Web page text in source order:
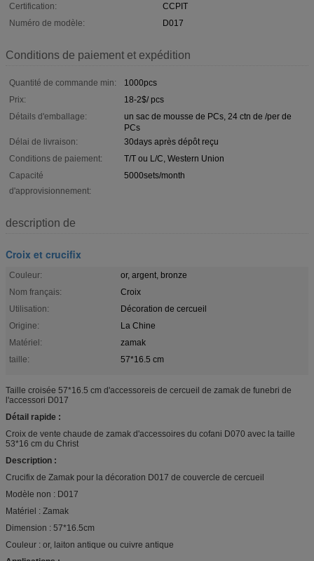
Certification:
CCPIT
Numéro de modèle:
D017
Conditions de paiement et expédition
Quantité de commande min:
1000pcs
Prix:
18-2$/ pcs
Détails d'emballage:
un sac de mousse de PCs, 24 ctn de /per de
PCs
Délai de livraison:
30days après dépôt reçu
Conditions de paiement:
T/T ou L/C, Western Union
Capacité
d'approvisionnement:
5000sets/month
description de
Croix et crucifix
Couleur:
or, argent, bronze
Nom français:
Croix
Utilisation:
Décoration de cercueil
Origine:
La Chine
Matériel:
zamak
taille:
57*16.5 cm
Taille croisée 57*16.5 cm d'accessoreis de cercueil de zamak de funebri de
l'accessori D017
Détail rapide :
Croix de vente chaude de zamak d'accessoires du cofani D070 avec la taille
53*16 cm du Christ
Description :
Crucifix de Zamak pour la décoration D017 de couvercle de cercueil
Modèle non : D017
Matériel : Zamak
Dimension : 57*16.5cm
Couleur : or, laiton antique ou cuivre antique